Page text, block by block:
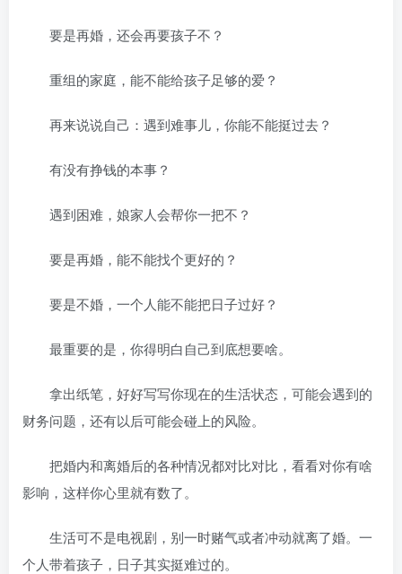
要是再婚，还会再要孩子不？
重组的家庭，能不能给孩子足够的爱？
再来说说自己：遇到难事儿，你能不能挺过去？
有没有挣钱的本事？
遇到困难，娘家人会帮你一把不？
要是再婚，能不能找个更好的？
要是不婚，一个人能不能把日子过好？
最重要的是，你得明白自己到底想要啥。
拿出纸笔，好好写写你现在的生活状态，可能会遇到的
财务问题，还有以后可能会碰上的风险。
把婚内和离婚后的各种情况都对比对比，看看对你有啥
影响，这样你心里就有数了。
生活可不是电视剧，别一时赌气或者冲动就离了婚。一
个人带着孩子，日子其实挺难过的。